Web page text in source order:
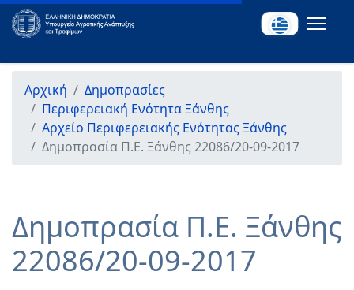
Αρχική
Δημοπρασίες
Περιφερειακή Ενότητα Ξάνθης
Αρχείο Περιφερειακής Ενότητας Ξάνθης
Δημοπρασία Π.Ε. Ξάνθης 22086/20-09-2017
Δημοπρασία Π.Ε. Ξάνθης
22086/20-09-2017